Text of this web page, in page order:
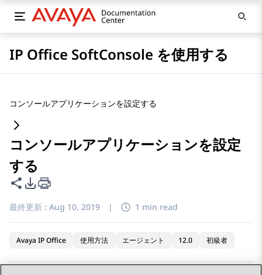
IP Office SoftConsole を使用する
コンソールアプリケーションを設定する
コンソールアプリケーションを設定
する
このページを共有
PDFエクスポートオプション
最終更新 : Aug 10, 2019 | 1 min read
Avaya IP Office 使用方法 エージェント 12.0 初級者